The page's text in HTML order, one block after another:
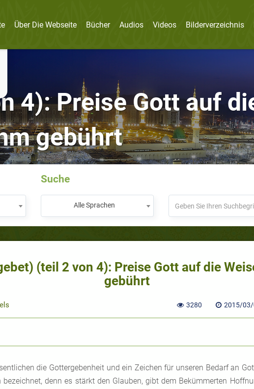
Über Die Webseite Bücher Audios Videos Bilderverzeichnis
4): Preise Gott auf
gebührt
Suche
Alle Sprachen
(teil 2 von 4): Preise Gott auf die
gebührt
3280 2015/03/
die Gottergebenheit und ein Zeichen für unseren Bedarf an
bezeichnet, denn es stärkt den Glauben, gibt dem Bekümmerten